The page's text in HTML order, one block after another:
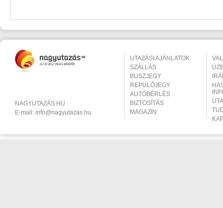
NAGYUTAZÁS.HU
E-mail: info@nagyutazas.hu
UTAZÁSI AJÁNLATOK
SZÁLLÁS
BUSZJEGY
REPÜLŐJEGY
AUTÓBÉRLÉS
BIZTOSÍTÁS
MAGAZIN